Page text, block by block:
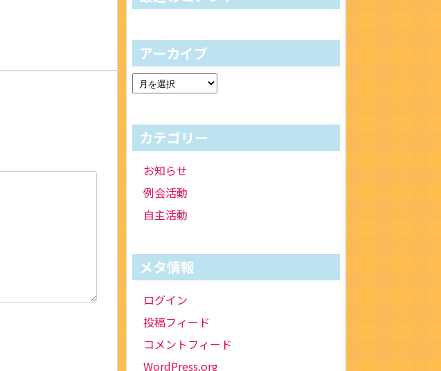
アーカイブ
カテゴリー
お知らせ
例会活動
自主活動
メタ情報
ログイン
投稿フィード
コメントフィード
WordPress.org